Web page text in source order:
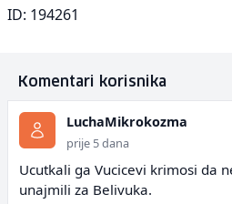
ID: 194261
Komentari korisnika
LuchaMikrokozma
prije 5 dana
Ucutkali ga Vucicevi krimosi da
unajmili za Belivuka.